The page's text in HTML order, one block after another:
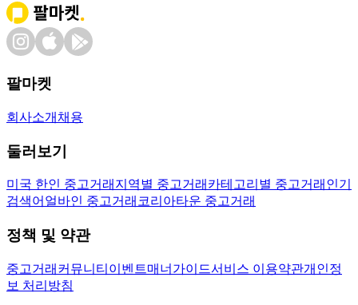
팔마켓
회사소개 채용
둘러보기
미국 한인 중고거래 지역별 중고거래 카테고리별 중고거래 인기
검색어 얼바인 중고거래 코리아타운 중고거래
정책 및 약관
중고거래 커뮤니티 이벤트매너가이드서비스 이용약관개인정
보 처리방침